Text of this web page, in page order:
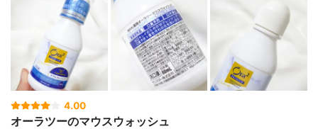
4.00
オーラツーのマウスウォッシュ